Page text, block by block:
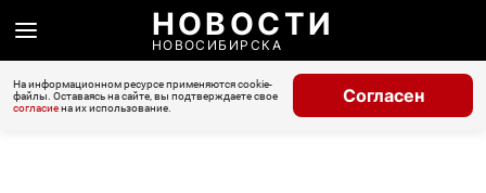
НОВОСТИ
НОВОСИБИРСКА
На информационном ресурсе применяются cookie-
файлы. Оставаясь на сайте, вы подтверждаете свое
согласиена их использование.
Согласен